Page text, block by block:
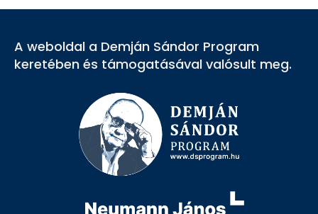
A weboldal a Demján Sándor Program
keretében és támogatásával valósult meg.